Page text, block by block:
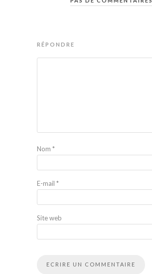
RÉPONDRE
Nom *
E-mail *
Site web